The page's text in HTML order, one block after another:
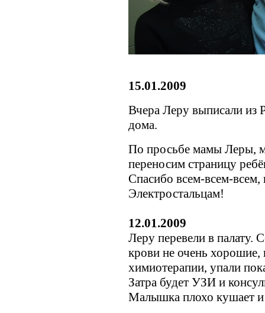
15.01.2009
Вчера Леру выписали из
дома.
По просьбе мамы Леры,
переносим страницу
Спасибо всем-всем-
Электростальцам!
12.01.2009
Леру перевели в палату.
крови не очень хорошие,
химиотерапии, упали
Затра будет УЗИ и
Малышка плохо кушает и